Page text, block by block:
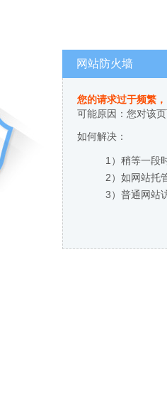
网站防火墙
您的请求过于频繁
可能原因：您对该
如何解决：
1）稍等一段
2）如网站托
3）普通网站